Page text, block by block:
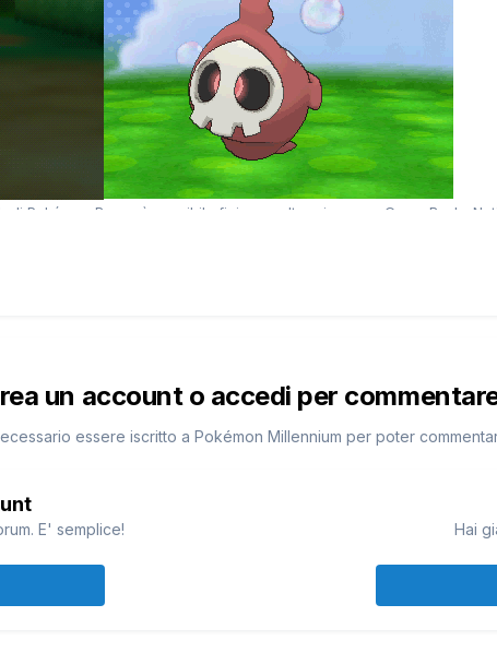
un account o accedi per
essere iscritto a Pokémon Millennium per poter
E' semplice! Hai